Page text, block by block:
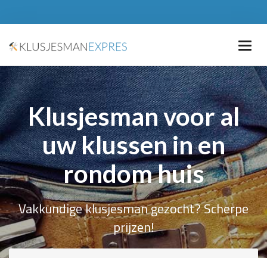
Klusjesman voor al
uw klussen in en
rondom huis
Vakkundige klusjesman gezocht? Scherpe
prijzen!